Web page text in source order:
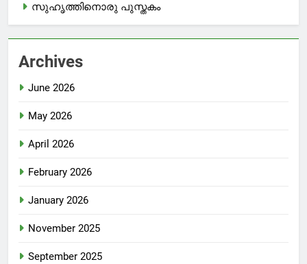
സുഹൃത്തിനൊരു പുസ്തകം
Archives
June 2026
May 2026
April 2026
February 2026
January 2026
November 2025
September 2025